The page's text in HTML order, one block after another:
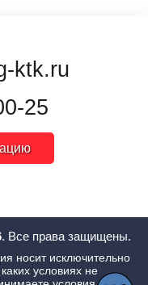
ktk.ru
25
. Все права защищены.
носит исключительно
условиях не